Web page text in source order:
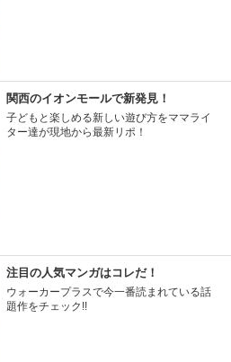
関西のイオンモールで新発見！
子どもと楽しめる新しい遊び方をママライ
ター達が現地から最新リポ！
注目の人気マンガはコレだ！
ウォーカープラスで今一番読まれている話
題作をチェック!!